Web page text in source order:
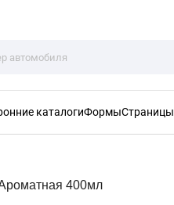
каталогиФормыСтраницы
400мл